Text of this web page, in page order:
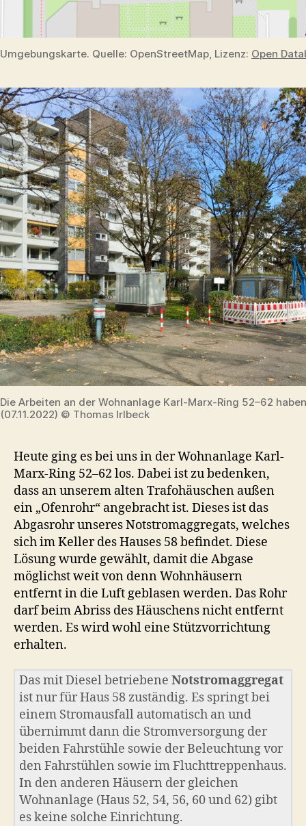
Umgebungskarte. Quelle: OpenStreetMap, Lizenz: Open
Die Arbeiten an der Wohnanlage Karl-Marx-Ring 52–62
(07.11.2022) © Thomas Irlbeck
Heute ging es bei uns in der Wohnanlage Karl-
Marx-Ring 52–62 los. Dabei ist zu bedenken,
dass an unserem alten Trafohäuschen außen
ein „Ofenrohr“ angebracht ist. Dieses ist das
Abgasrohr unseres Notstromaggregats, welches
sich im Keller des Hauses 58 befindet. Diese
Lösung wurde gewählt, damit die Abgase
möglichst weit von denn Wohnhäusern
entfernt in die Luft geblasen werden. Das Rohr
darf beim Abriss des Häuschens nicht entfernt
werden. Es wird wohl eine Stützvorrichtung
erhalten.
Das mit Diesel betriebene Notstromaggregat
ist nur für Haus 58 zuständig. Es springt bei
einem Stromausfall automatisch an und
übernimmt dann die Stromversorgung der
beiden Fahrstühle sowie der Beleuchtung vor
den Fahrstühlen sowie im Fluchttreppenhaus.
In den anderen Häusern der gleichen
Wohnanlage (Haus 52, 54, 56, 60 und 62) gibt
es keine solche Einrichtung.